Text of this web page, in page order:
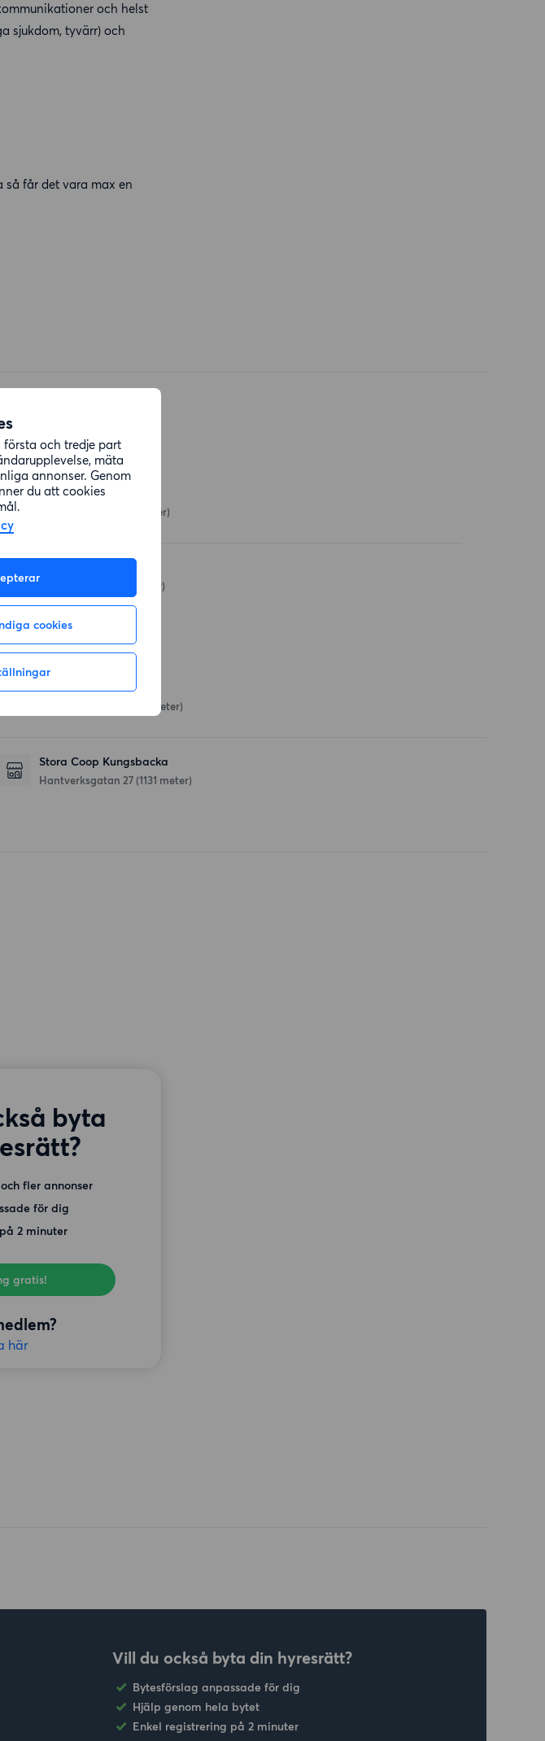
och tredje part
mäta
annonser. Genom
du att cookies
cookies
och helst
sjukdom, tyvärr) och
så får det vara max en
Oso pizzeria
(430 meter)
(479 meter)
Coop Kolla Parkstad
(155 meter)
Stora Coop Kungsbacka
Hantverksgatan 27 (1131 meter)
byta
fler annonser
för dig
2 minuter
gratis!
här
Vill du också byta din hyresrätt?
Bytesförslag anpassade för dig
Hjälp genom hela bytet
Enkel registrering på 2 minuter